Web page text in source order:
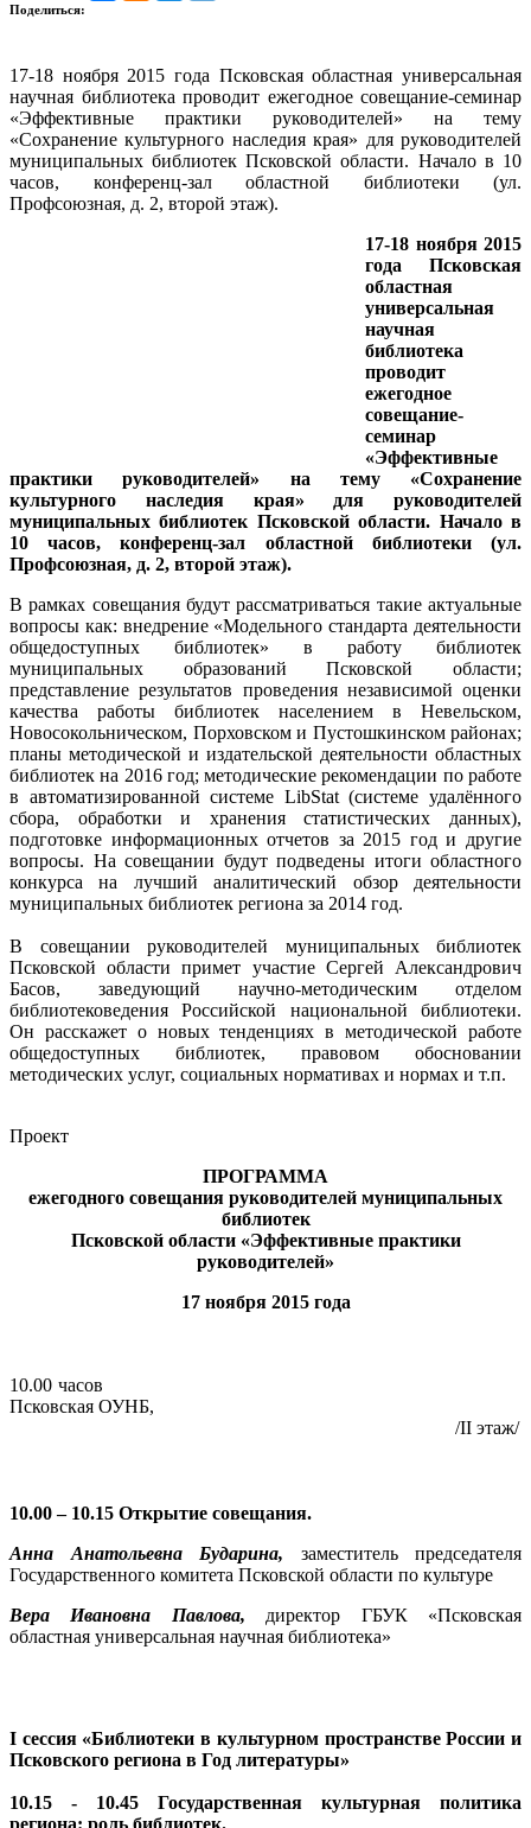
Поделиться:
17-18 ноября 2015 года Псковская областная универсальная
научная библиотека проводит ежегодное совещание-семинар
«Эффективные практики руководителей» на тему
«Сохранение культурного наследия края» для руководителей
муниципальных библиотек Псковской области. Начало в 10
часов, конференц-зал областной библиотеки (ул.
Профсоюзная, д. 2, второй этаж).
17-18 ноября 2015
года Псковская
областная
универсальная
научная
библиотека
проводит
ежегодное
совещание-
семинар
«Эффективные
практики руководителей» на тему «Сохранение
культурного наследия края» для руководителей
муниципальных библиотек Псковской области. Начало в
10 часов, конференц-зал областной библиотеки (ул.
Профсоюзная, д. 2, второй этаж).
В рамках совещания будут рассматриваться такие актуальные
вопросы как: внедрение «Модельного стандарта деятельности
общедоступных библиотек» в работу библиотек
муниципальных образований Псковской области;
представление результатов проведения независимой оценки
качества работы библиотек населением в Невельском,
Новосокольническом, Порховском и Пустошкинском районах;
планы методической и издательской деятельности областных
библиотек на 2016 год; методические рекомендации по работе
в автоматизированной системе LibStat (системе удалённого
сбора, обработки и хранения статистических данных),
подготовке информационных отчетов за 2015 год и другие
вопросы. На совещании будут подведены итоги областного
конкурса на лучший аналитический обзор деятельности
муниципальных библиотек региона за 2014 год.
В совещании руководителей муниципальных библиотек
Псковской области примет участие Сергей Александрович
Басов, заведующий научно-методическим отделом
библиотековедения Российской национальной библиотеки.
Он расскажет о новых тенденциях в методической работе
общедоступных библиотек, правовом обосновании
методических услуг, социальных нормативах и нормах и т.п.
Проект
ПРОГРАММА
ежегодного совещания руководителей муниципальных
библиотек
Псковской области «Эффективные практики
руководителей»
17 ноября 2015 года
10.00 часов
Псковская ОУНБ,
/II этаж/
10.00 – 10.15 Открытие совещания.
Анна АнатольевнаБударина, заместитель председателя
Государственного комитета Псковской области по культуре
Вера Ивановна Павлова, директор ГБУК «Псковская
областная универсальная научная библиотека»
I сессия «Библиотеки в культурном пространстве России и
Псковского региона в Год литературы»
10.15 - 10.45 Государственная культурная политика
региона: роль библиотек.